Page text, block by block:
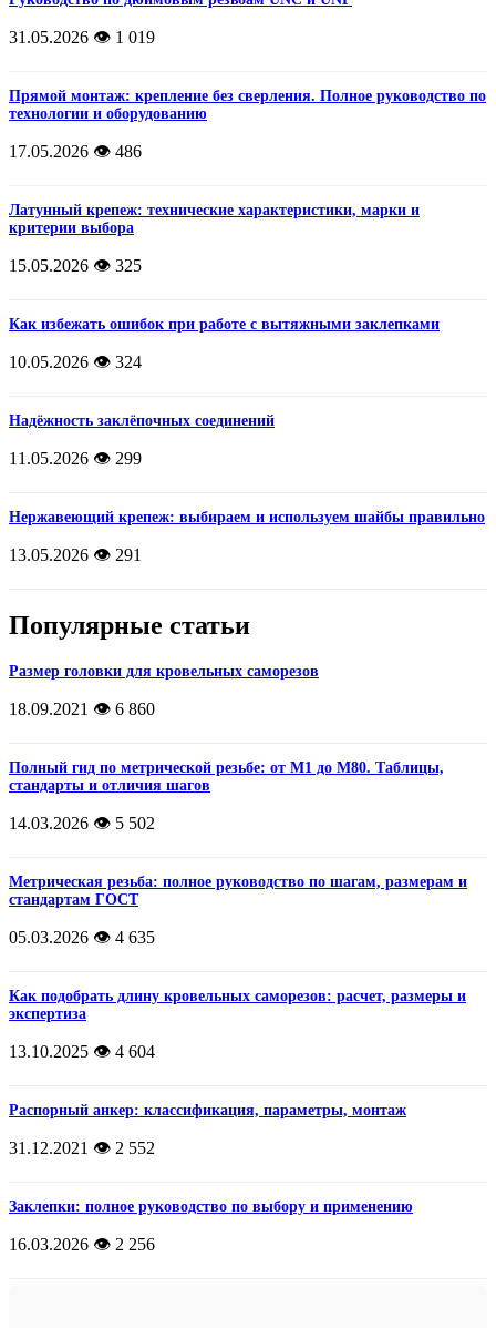
31.05.2026 👁️ 1 019
Прямой монтаж: крепление без сверления. Полное руководство по
технологии и оборудованию
17.05.2026 👁️ 486
Латунный крепеж: технические характеристики, марки и
критерии выбора
15.05.2026 👁️ 325
Как избежать ошибок при работе с вытяжными заклепками
10.05.2026 👁️ 324
Надёжность заклёпочных соединений
11.05.2026 👁️ 299
Нержавеющий крепеж: выбираем и используем шайбы правильно
13.05.2026 👁️ 291
Популярные статьи
Размер головки для кровельных саморезов
18.09.2021 👁️ 6 860
Полный гид по метрической резьбе: от М1 до М80. Таблицы,
стандарты и отличия шагов
14.03.2026 👁️ 5 502
Метрическая резьба: полное руководство по шагам, размерам и
стандартам ГОСТ
05.03.2026 👁️ 4 635
Как подобрать длину кровельных саморезов: расчет, размеры и
экспертиза
13.10.2025 👁️ 4 604
Распорный анкер: классификация, параметры, монтаж
31.12.2021 👁️ 2 552
Заклепки: полное руководство по выбору и применению
16.03.2026 👁️ 2 256